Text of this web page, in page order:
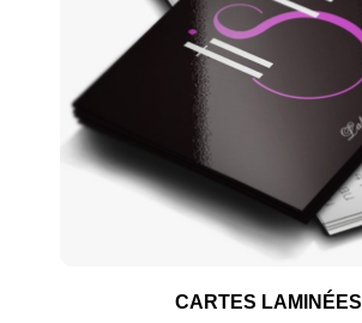
CARTES LAMINÉES